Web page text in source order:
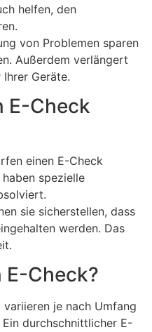
helfen, den
von Problemen sparen
Außerdem verlängert
Geräte.
E-Check
einen E-Check
spezielle
sie sicherstellen, dass
werden. Das
E-Check?
je nach Umfang
durchschnittlicher E-